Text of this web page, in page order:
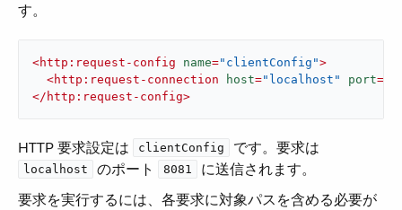
す。
<http:request-config name="clientConfig">
<http:request-connection host="localhost" port=
</ http:request-config>
HTTP 要求設定は ​ clientConfig ​ です。要求は ​
localhost ​ のポート ​ 8081
​ に送信されます。
要求を実行するには、各要求に対象パスを含める必要が